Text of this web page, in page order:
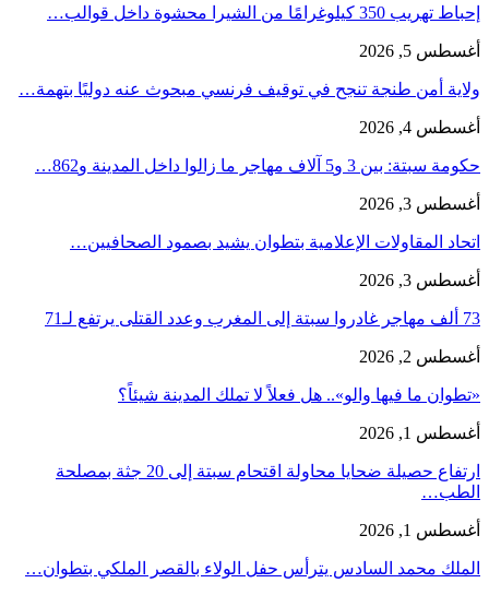
إحباط تهريب 350 كيلوغرامًا من الشيرا محشوة داخل قوالب…
أغسطس 5, 2026
ولاية أمن طنجة تنجح في توقيف فرنسي مبحوث عنه دوليًا بتهمة…
أغسطس 4, 2026
حكومة سبتة: بين 3 و5 آلاف مهاجر ما زالوا داخل المدينة و862…
أغسطس 3, 2026
اتحاد المقاولات الإعلامية بتطوان يشيد بصمود الصحافيين…
أغسطس 3, 2026
73 ألف مهاجر غادروا سبتة إلى المغرب وعدد القتلى يرتفع لـ71
أغسطس 2, 2026
«تطوان ما فيها والو».. هل فعلاً لا تملك المدينة شيئاً؟
أغسطس 1, 2026
ارتفاع حصيلة ضحايا محاولة اقتحام سبتة إلى 20 جثة بمصلحة
الطب…
أغسطس 1, 2026
الملك محمد السادس يترأس حفل الولاء بالقصر الملكي بتطوان…